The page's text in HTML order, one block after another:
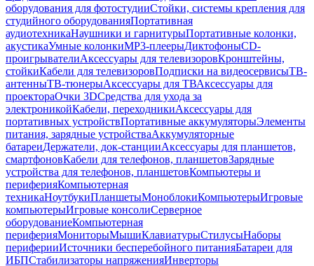
оборудования для фотостудииСтойки, системы крепления для
студийного оборудованияПортативная
аудиотехникаНаушники и гарнитурыПортативные колонки,
акустикаУмные колонкиMP3-плеерыДиктофоныCD-
проигрывателиАксессуары для телевизоровКронштейны,
стойкиКабели для телевизоровПодписки на видеосервисыТВ-
антенныТВ-тюнерыАксессуары для ТВАксессуары для
проектораОчки 3DСредства для ухода за
электроникойКабели, переходникиАксессуары для
портативных устройствПортативные аккумуляторыЭлементы
питания, зарядные устройстваАккумуляторные
батареиДержатели, док-станцииАксессуары для планшетов,
смартфоновКабели для телефонов, планшетовЗарядные
устройства для телефонов, планшетовКомпьютеры и
периферияКомпьютерная
техникаНоутбукиПланшетыМоноблокиКомпьютерыИгровые
компьютерыИгровые консолиСерверное
оборудованиеКомпьютерная
периферияМониторыМышиКлавиатурыСтилусыНаборы
периферииИсточники бесперебойного питанияБатареи для
ИБПСтабилизаторы напряженияИнверторы